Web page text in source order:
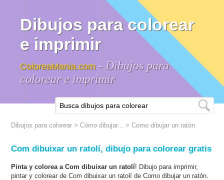
Dibujos para colorear
e imprimir
ColoreaMania.com - Dibujos para
colorear e imprimir
Dibujos para colorear >Cómo dibujar... >Como dibujar un ratón
Com dibuixar un ratolí, dibujo para colorear gratis
Pinta y colorea a Com dibuixar un ratolí! Dibujo para imprimir,
pintar y colorear de Com dibuixar un ratolí de Como dibujar un ratón.